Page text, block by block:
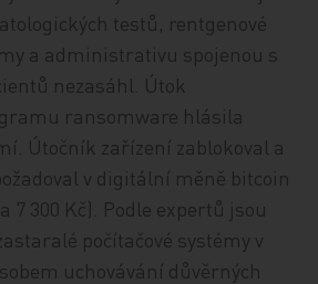
testů, rentgenové
a administrativu spojenou s
nezasáhl. Útok
ransomware hlásila
Útočník zařízení zablokoval a
v digitální měně bitcoin
7 300 Kč). Podle expertů jsou
počítačové systémy v
uchovávání důvěrných